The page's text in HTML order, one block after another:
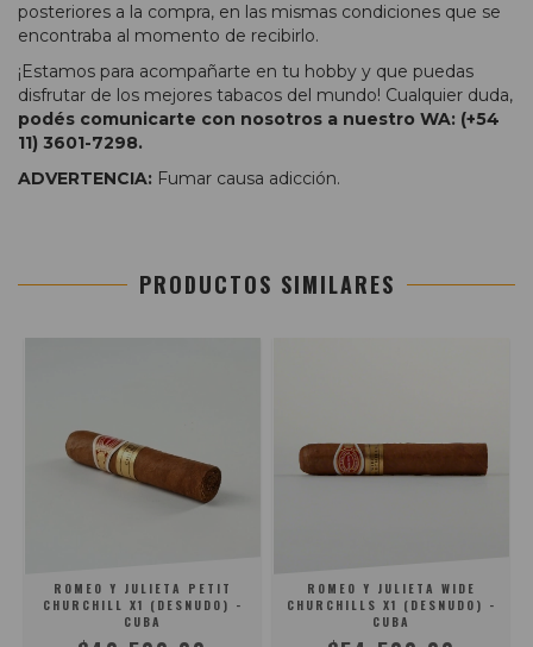
posteriores a la compra, en las mismas condiciones que se
encontraba al momento de recibirlo.
¡Estamos para acompañarte en tu hobby y que puedas
disfrutar de los mejores tabacos del mundo! Cualquier duda,
podés comunicarte con nosotros a nuestro WA: (+54
11) 3601-7298.
ADVERTENCIA: Fumar causa adicción.
PRODUCTOS SIMILARES
ROMEO Y JULIETA PETIT
CHURCHILL X1 (DESNUDO) -
CUBA
ROMEO Y JULIETA WIDE
CHURCHILLS X1 (DESNUDO) -
CUBA